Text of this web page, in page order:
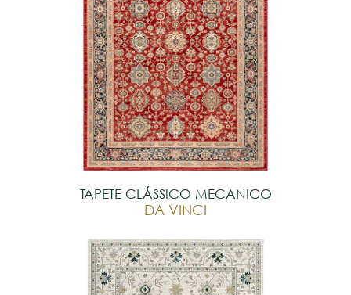
TAPETE CLÁSSICO MECANICO
DA VINCI